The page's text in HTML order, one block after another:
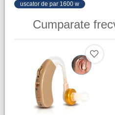
uscator de par 1600 w
Cumparate